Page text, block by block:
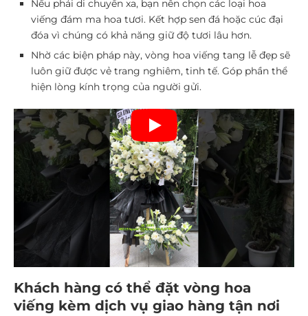
Nếu phải di chuyển xa, bạn nên chọn các loại hoa
viếng đám ma hoa tươi. Kết hợp sen đá hoặc cúc đại
đóa vì chúng có khả năng giữ độ tươi lâu hơn.
Nhờ các biện pháp này, vòng hoa viếng tang lễ đẹp sẽ
luôn giữ được vẻ trang nghiêm, tinh tế. Góp phần thể
hiện lòng kính trọng của người gửi.
Khách hàng có thể đặt vòng hoa
viếng kèm dịch vụ giao hàng tận nơi